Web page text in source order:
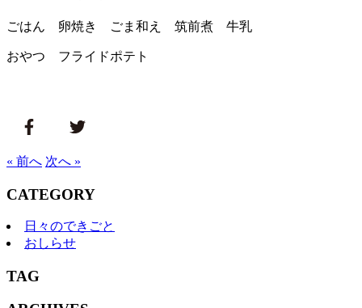
ごはん 卵焼き ごま和え 筑前煮 牛乳
おやつ フライドポテト
« 前へ 次へ »
CATEGORY
日々のできごと
おしらせ
TAG